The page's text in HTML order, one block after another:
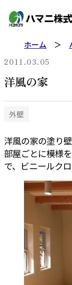
ホーム
洋風の家
2011.03.05
外壁
洋風の家の塗り
部屋ごとに模様
で、ビニールク